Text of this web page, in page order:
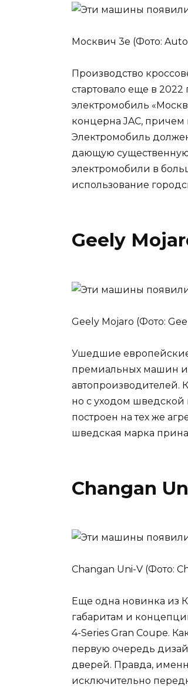
Москвич 3е (Фото:
Производство
стартовало еще в
электромобиль
концерна JAC,
Электромобиль
дающую существенную
электромобили в
использование
Geely
Geely Mojaro (Фото:
Ушедшие
премиальных машин и
автопроизводителей.
но с уходом шведской
построен на тех же
шведская марка
Changan
Changan Uni-V (Фото:
Еще одна новинка из
габаритам и
4-Series Gran Coupe.
первую очередь
дверей. Правда,
исключительно